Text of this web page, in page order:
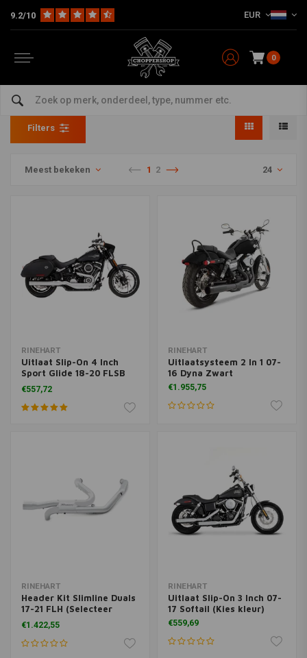
9.2/10 EUR
0
Rinehart
Home Merken Rinehart
Filters
Meest bekeken 1 2 24
RINEHART
Uitlaat Slip-On 4 Inch
Sport Glide 18-20 FLSB
1750 ABS Softail Sport
Glide 107 (Selecteer
kleur)
€557,72
RINEHART
Uitlaatsysteem 2 In 1 07-
16 Dyna Zwart
€1.955,75
RINEHART
Header Kit Slimline Duals
17-21 FLH (Selecteer
kleur)
€1.422,55
RINEHART
Uitlaat Slip-On 3 Inch 07-
17 Softail (Kies kleur)
€559,69